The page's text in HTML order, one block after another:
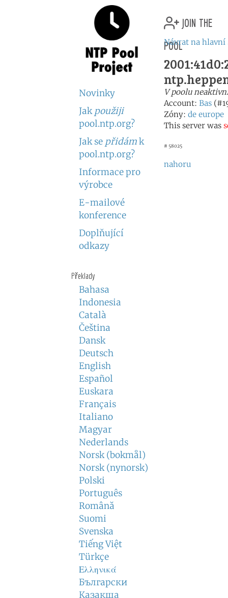
Novinky
Jak použiji
pool.ntp.org?
Jak se přidámk
pool.ntp.org?
Informace pro
výrobce
E-mailové
konference
Doplňující
odkazy
Překlady
Bahasa
Indonesia
Català
Čeština
Dansk
Deutsch
English
Español
Euskara
Français
Italiano
Magyar
Nederlands
Norsk (bokmål)
Norsk (nynorsk)
Polski
Português
Română
Suomi
Svenska
Tiếng Việt
Türkçe
Ελληνικά
Български
Қазақша
join the
pool
Návrat na hlavní
V poolu
Account: Bas
Zóny: de europe
This server was
# 58025
nahoru